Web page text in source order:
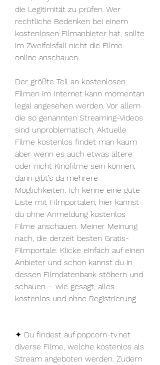
die Legitimität zu prüfen. Wer
rechtliche Bedenken bei einem
kostenlosen Filmanbieter hat, sollte
im Zweifelsfall nicht die Filme
online anschauen.
Der größte Teil an kostenlosen
Filmen im Internet kann momentan
legal angesehen werden. Vor allem
die so genannten Streaming-Videos
sind unproblematisch. Aktuelle
Filme kostenlos findet man kaum
aber wenn es auch etwas ältere
oder nicht Kinofilme sein können,
dann gibt’s da mehrere
Möglichkeiten. Ich kenne eine gute
Liste mit Filmportalen, hier kannst
du ohne Anmeldung kostenlos
Filme anschauen. Meiner Meinung
nach, die derzeit besten Gratis-
Filmportale. Klicke einfach auf einen
Anbieter und schon kannst du in
dessen Filmdatenbank stöbern und
schauen – wie gesagt, alles
kostenlos und ohne Registrierung.
✦ Du findest auf popcorn-tv.net
diverse Filme, welche kostenlos als
Stream angeboten werden. Zudem